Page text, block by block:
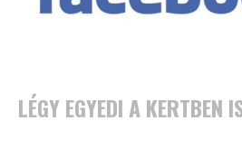
LÉGY EGYEDI A KERTBEN